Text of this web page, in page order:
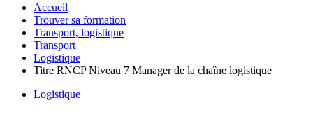
Accueil
Trouver sa formation
Transport, logistique
Transport
Logistique
Titre RNCP Niveau 7 Manager de la chaîne logistique
Logistique